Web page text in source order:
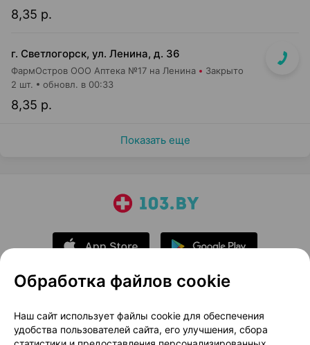
8,35 р.
г. Светлогорск, ул. Ленина, д. 36
ФармОстров ООО Аптека №17 на Ленина Закрыто
8,35 р.
2 шт. обновл. в 00:33
Показать еще
О проекте
Новости проекта
Размещение рекламы
Медицинский маркетинг
Обработка файлов cookie
Наш сайт использует файлы cookie для обеспечения
удобства пользователей сайта, его улучшения, сбора